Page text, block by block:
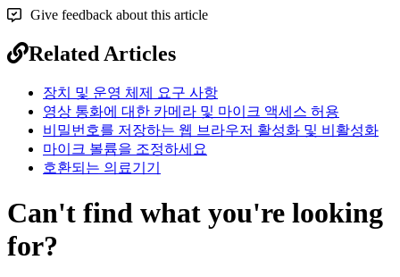
Give feedback about this article
Related Articles
장치 및 운영 체제 요구 사항
영상 통화에 대한 카메라 및 마이크 액세스 허용
비밀번호를 저장하는 웹 브라우저 활성화 및 비활성화
마이크 볼륨을 조정하세요
호환되는 의료기기
Can't find what you're looking
for?